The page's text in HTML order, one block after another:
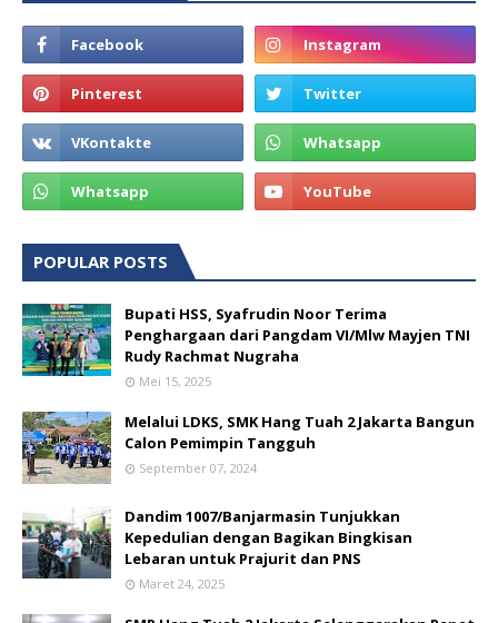
POPULAR POSTS
Bupati HSS, Syafrudin Noor Terima
Penghargaan dari Pangdam VI/Mlw Mayjen TNI
Rudy Rachmat Nugraha
Mei 15, 2025
Melalui LDKS, SMK Hang Tuah 2 Jakarta Bangun
Calon Pemimpin Tangguh
September 07, 2024
Dandim 1007/Banjarmasin Tunjukkan
Kepedulian dengan Bagikan Bingkisan
Lebaran untuk Prajurit dan PNS
Maret 24, 2025